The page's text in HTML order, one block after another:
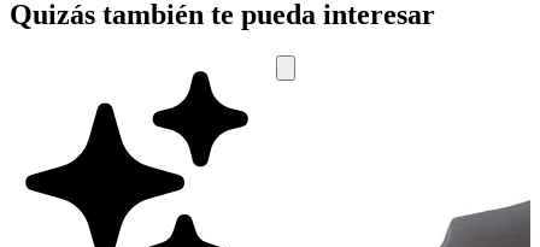
Quizás también te pueda interesar